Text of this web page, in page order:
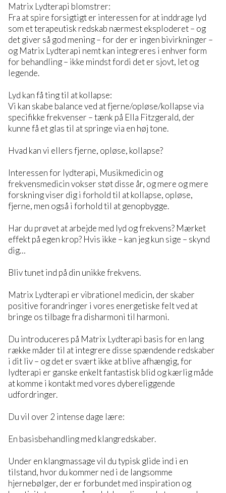
Matrix Lydterapi blomstrer:
Fra at spire forsigtigt er interessen for at inddrage lyd
som et terapeutisk redskab nærmest eksploderet – og
det giver så god mening – for der er ingen bivirkninger –
og Matrix Lydterapi nemt kan integreres i enhver form
for behandling – ikke mindst fordi det er sjovt, let og
legende.
Lyd kan få ting til at kollapse:
Vi kan skabe balance ved at fjerne/opløse/kollapse via
specifikke frekvenser – tænk på Ella Fitzgerald, der
kunne få et glas til at springe via en høj tone.
Hvad kan vi ellers fjerne, opløse, kollapse?
Interessen for lydterapi, Musikmedicin og
frekvensmedicin vokser støt disse år, og mere og mere
forskning viser dig i forhold til at kollapse, opløse,
fjerne, men også i forhold til at genopbygge.
Har du prøvet at arbejde med lyd og frekvens? Mærket
effekt på egen krop? Hvis ikke – kan jeg kun sige – skynd
dig…
Bliv tunet ind på din unikke frekvens.
Matrix Lydterapi er vibrationel medicin, der skaber
positive forandringer i vores energetiske felt ved at
bringe os tilbage fra disharmoni til harmoni.
Du introduceres på Matrix Lydterapi basis for en lang
række måder til at integrere disse spændende redskaber
i dit liv – og det er svært ikke at blive afhængig, for
lydterapi er ganske enkelt fantastisk blid og kærlig måde
at komme i kontakt med vores dybereliggende
udfordringer.
Du vil over 2 intense dage lære:
En basisbehandling med klangredskaber.
Under en klangmassage vil du typisk glide ind i en
tilstand, hvor du kommer ned i de langsomme
hjernebølger, der er forbundet med inspiration og